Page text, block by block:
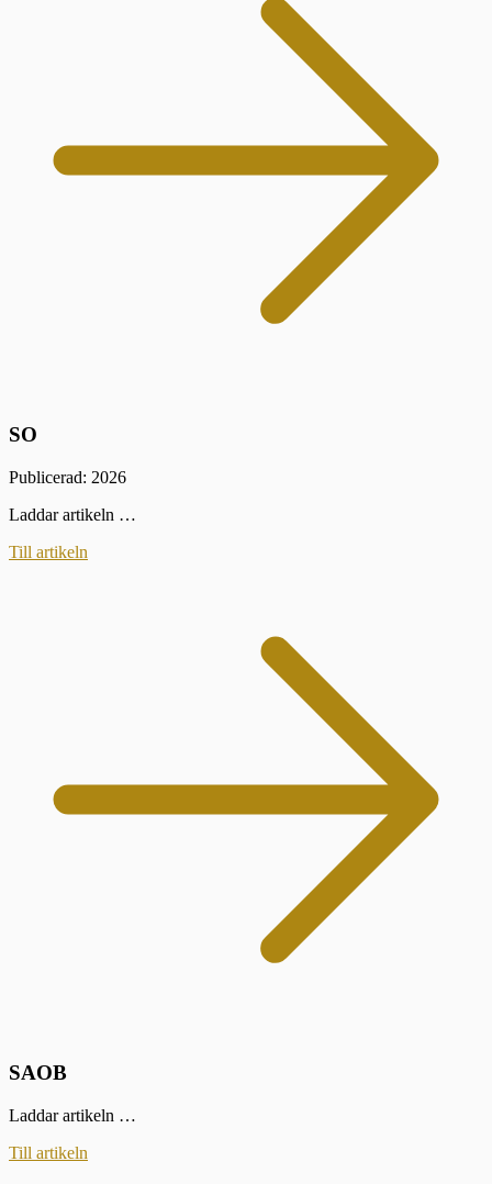
SO
Publicerad: 2026
Laddar artikeln …
Till artikeln
SAOB
Laddar artikeln …
Till artikeln